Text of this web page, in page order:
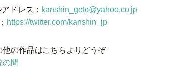
アドレス： kanshin_goto@yahoo.co.jp
https://twitter.com/kanshin_jp
他の作品はこちらよりどうぞ
の間